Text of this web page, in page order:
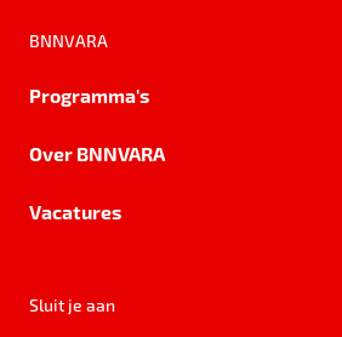
BNNVARA
Programma's
Over BNNVARA
Vacatures
Sluit je aan